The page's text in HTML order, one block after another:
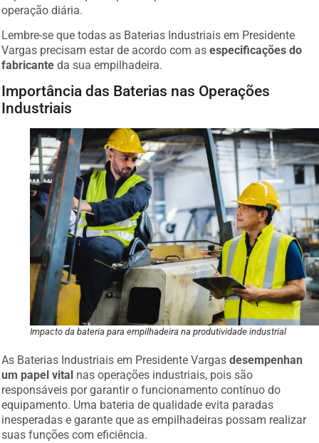
operação diária.
Lembre-se que todas as Baterias Industriais em Presidente
Vargas precisam estar de acordo com as especificações do
fabricante da sua empilhadeira.
Importância das Baterias nas Operações
Industriais
Impacto da bateria para empilhadeira na produtividade industrial
As Baterias Industriais em Presidente Vargasdesempenhan
um papel vital nas operações industriais, pois são
responsáveis por garantir o funcionamento contínuo do
equipamento. Uma bateria de qualidade evita paradas
inesperadas e garante que as empilhadeiras possam realizar
suas funções com eficiência.